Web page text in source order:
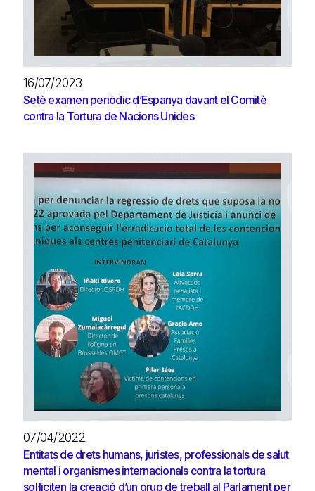
16/07/2023
Setè examen periòdic d’Espanya davant el Comitè
contra la Tortura de Nacions Unides
07/04/2022
Entitats de drets humans, juristes, professionals de salut
mental i organismes internacionals contra la tortura
sol·liciten la creació d’un grup de treball al Parlament per